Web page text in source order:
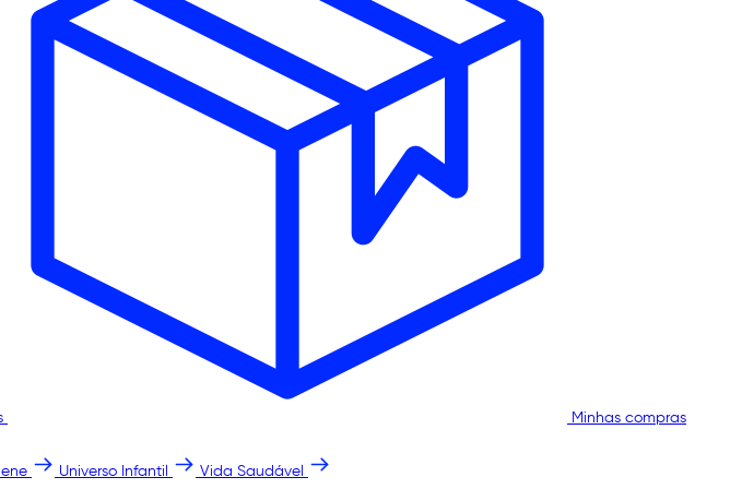
Minhas compras
Universo Infantil Vida Saudável